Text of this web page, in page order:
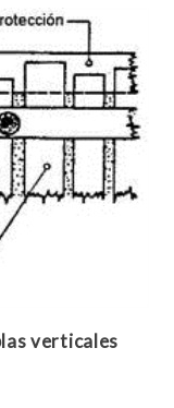
verticales